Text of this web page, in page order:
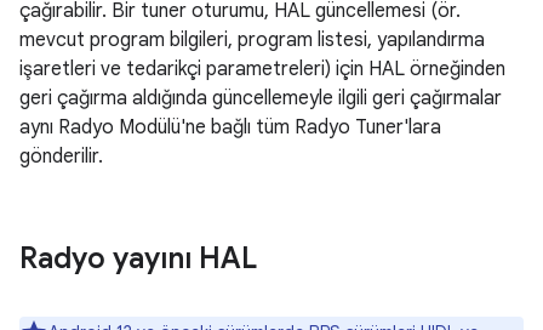
çağırabilir. Bir tuner oturumu, HAL güncellemesi (ör.
mevcut program bilgileri, program listesi, yapılandırma
işaretleri ve tedarikçi parametreleri) için HAL örneğinden
geri çağırma aldığında güncellemeyle ilgili geri çağırmalar
aynı Radyo Modülü'ne bağlı tüm Radyo Tuner'lara
gönderilir.
Radyo yayını HAL